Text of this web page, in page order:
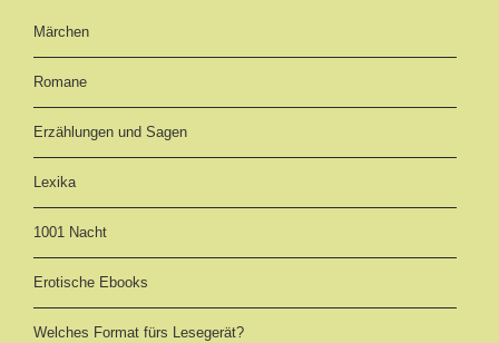
Märchen
Romane
Erzählungen und Sagen
Lexika
1001 Nacht
Erotische Ebooks
Welches Format fürs Lesegerät?